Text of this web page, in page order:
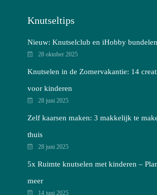
Knutseltips
Nieuw: Knutselclub en iHobby
28 oktober 2025
Knutselen in de Zomervakantie: 14
voor kinderen
28 juni 2025
Zelf kaarsen maken: 3 makkelijk te
thuis
28 juni 2025
5x Ruimte knutselen met kinderen –
meer
14 juni 2025